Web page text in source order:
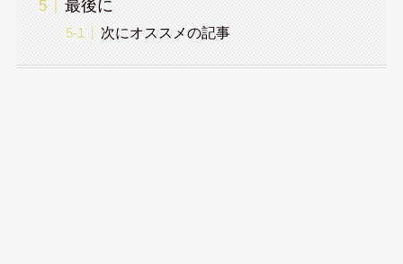
最後に
次にオススメの記事